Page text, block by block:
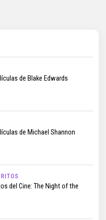
de Blake Edwards
de Michael Shannon
del Cine: The Night of the